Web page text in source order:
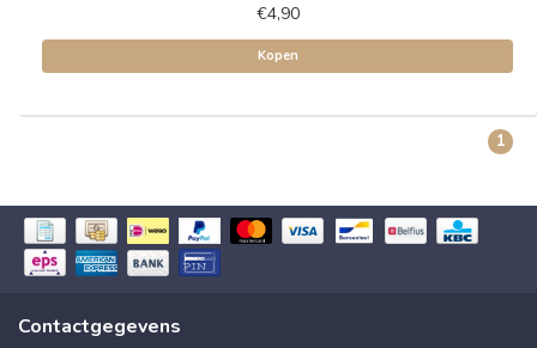
€4,90
Kopen
1
Contactgegevens